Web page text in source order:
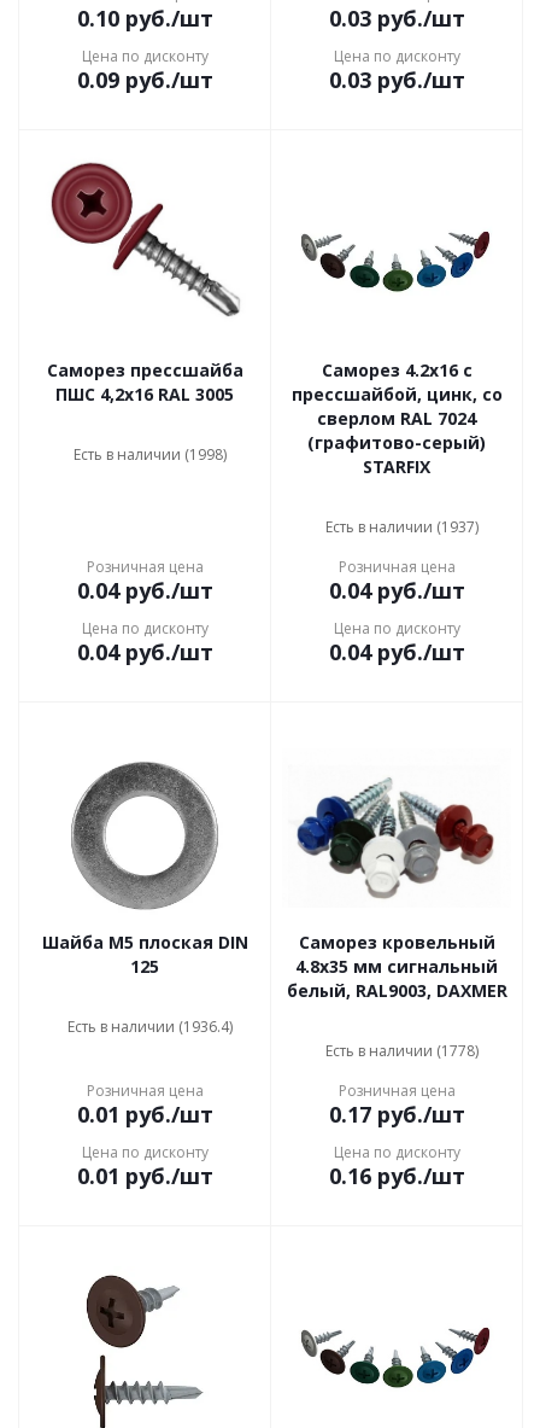
0.10руб./шт
Цена по дисконту
0.09руб./шт
0.03руб./шт
Цена по дисконту
0.03руб./шт
Саморез прессшайба
ПШС 4,2х16 RAL 3005
Есть в наличии (1998)
Розничная цена
0.04руб./шт
Цена по дисконту
0.04руб./шт
Саморез 4.2x16 с
прессшайбой, цинк, со
сверлом RAL 7024
(графитово-серый)
STARFIX
Есть в наличии (1937)
Розничная цена
0.04руб./шт
Цена по дисконту
0.04руб./шт
Шайба М5 плоская DIN
125
Есть в наличии (1936.4)
Розничная цена
0.01 руб./шт
Цена по дисконту
0.01 руб./шт
Саморез кровельный
4.8х35 мм сигнальный
белый, RAL9003, DAXMER
Есть в наличии (1778)
Розничная цена
0.17руб./шт
Цена по дисконту
0.16руб./шт